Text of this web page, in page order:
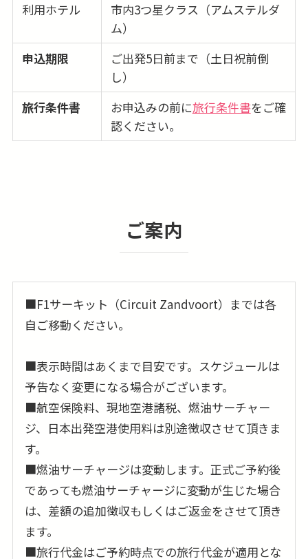
利用ホテル
市内3つ星クラス（アムステルダ
ム）
申込期限
ご出発5日前まで（土日祝前倒
し）
旅行条件書
お申込みの前に旅行条件書をご確
認ください。
ご案内
■F1サーキット（Circuit Zandvoort）までは各
自ご移動ください。
■表示時間はあくまで目安です。スケジュールは
予告なく変更になる場合がございます。
■航空保険料、現地空港諸税、燃油サーチャー
ジ、日本出発空港使用料は別途徴収させて頂きま
す。
■燃油サーチャージは変動します。正式ご予約後
であっても燃油サーチャージに変動が生じた場合
は、差額の追加徴収もしくはご返金をさせて頂き
ます。
■旅行代金はご予約時点での旅行代金が適用とな